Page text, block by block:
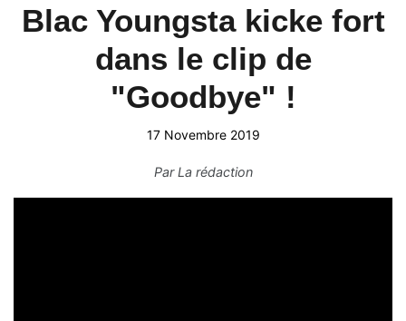
Blac Youngsta kicke fort
dans le clip de
"Goodbye" !
17 Novembre 2019
ParLa rédaction